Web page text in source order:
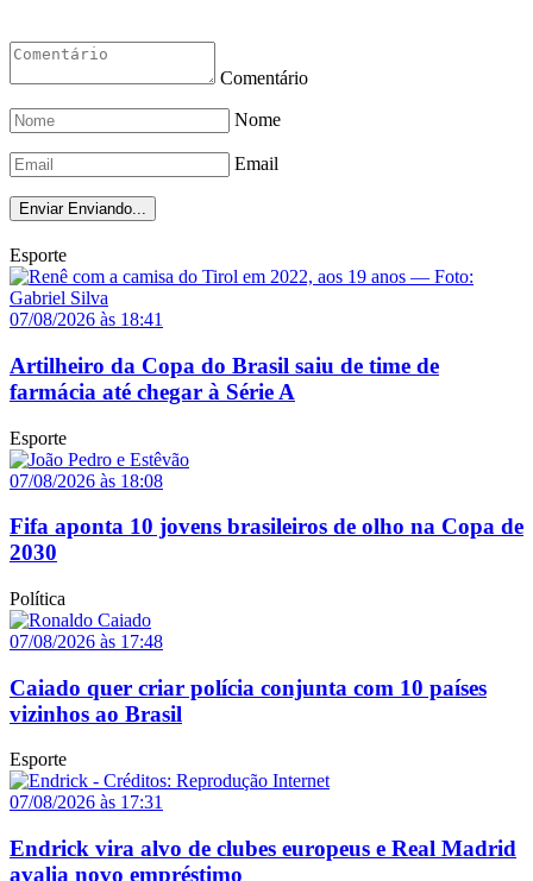
Comentário
Nome
Email
Enviar Enviando...
Esporte
07/08/2026 às 18:41
Artilheiro da Copa do Brasil saiu de time de
farmácia até chegar à Série A
Esporte
07/08/2026 às 18:08
Fifa aponta 10 jovens brasileiros de olho na Copa de
2030
Política
07/08/2026 às 17:48
Caiado quer criar polícia conjunta com 10 países
vizinhos ao Brasil
Esporte
07/08/2026 às 17:31
Endrick vira alvo de clubes europeus e Real Madrid
avalia novo empréstimo